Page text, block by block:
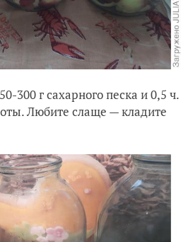
300 г сахарного песка и 0,5 ч.
Любите слаще — кладите